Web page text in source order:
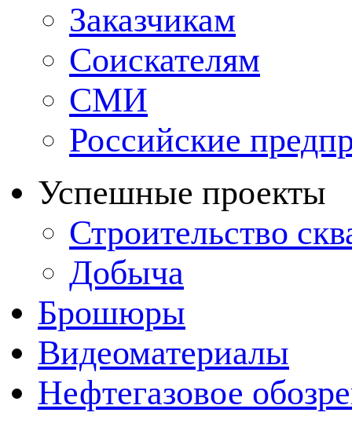
Заказчикам
Соискателям
СМИ
Российские
Успешные проекты
Строительство
Добыча
Брошюры
Видеоматериалы
Нефтегазовое